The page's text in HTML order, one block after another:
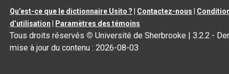
Qu’est-ce que le dictionnaire Usito ? Contactez-nous
d’utilisation
Paramètres des témoins
Tous droits réservés © Université de Sherbrooke |3.2.2 -
mise à jour du contenu :2026-08-03